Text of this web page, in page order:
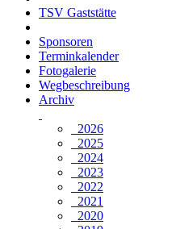
TSV Gaststätte
Sponsoren
Terminkalender
Fotogalerie
Wegbeschreibung
Archiv
2026
2025
2024
2023
2022
2021
2020